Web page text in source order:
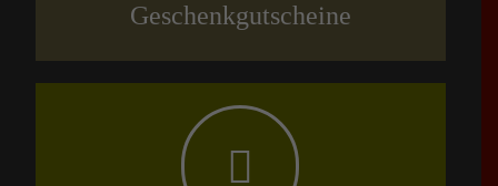
Geschenkgutscheine